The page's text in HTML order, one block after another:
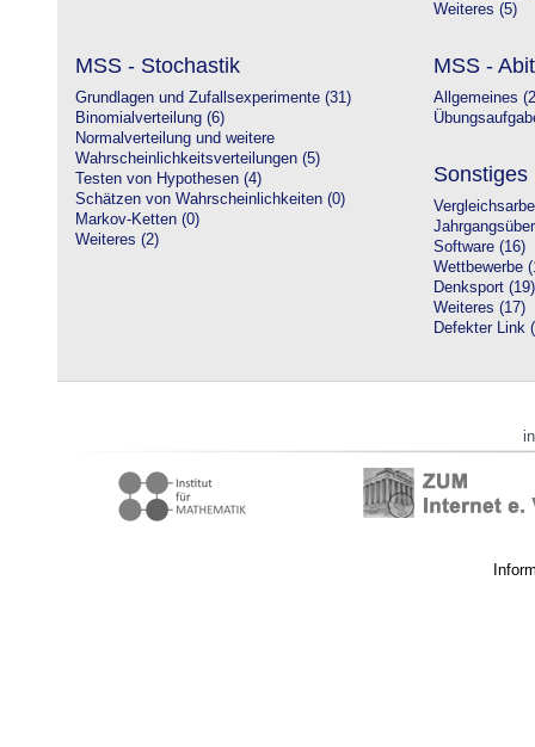
Weiteres (5)
MSS - Stochastik
Grundlagen und Zufallsexperimente (31)
Binomialverteilung (6)
Normalverteilung und weitere
Wahrscheinlichkeitsverteilungen (5)
Testen von Hypothesen (4)
Schätzen von Wahrscheinlichkeiten (0)
Markov-Ketten (0)
Weiteres (2)
MSS -
Allgemeines
Sonstiges
Software (16)
Wettbewerbe
Denksport (19)
Weiteres (17)
Defekter Link